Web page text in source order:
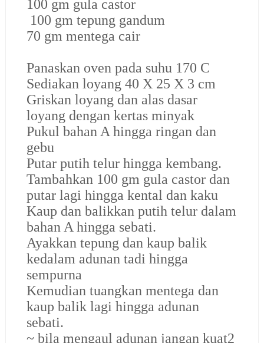
100 gm gula castor
100 gm tepung gandum
70 gm mentega cair
Panaskan oven pada suhu 170 C
Sediakan loyang 40 X 25 X 3 cm
Griskan loyang dan alas dasar
loyang dengan kertas minyak
Pukul bahan A hingga ringan dan
gebu
Putar putih telur hingga kembang.
Tambahkan 100 gm gula castor dan
putar lagi hingga kental dan kaku
Kaup dan balikkan putih telur dalam
bahan A hingga sebati.
Ayakkan tepung dan kaup balik
kedalam adunan tadi hingga
sempurna
Kemudian tuangkan mentega dan
kaup balik lagi hingga adunan
sebati.
~ bila mengaul adunan jangan kuat2